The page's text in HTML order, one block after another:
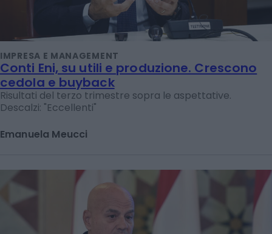
IMPRESA E MANAGEMENT
Conti Eni, su utili e produzione. Crescono
cedola e buyback
Risultati del terzo trimestre sopra le aspettative.
Descalzi: "Eccellenti"
Emanuela Meucci